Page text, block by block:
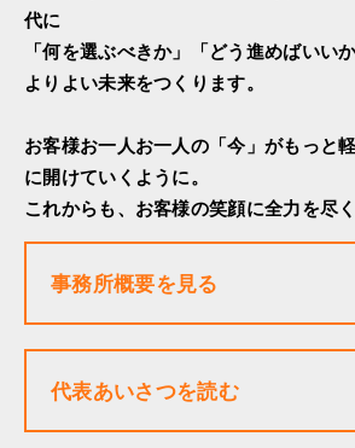
代に
「何を選ぶべきか」「どう進めばいい
よりよい未来をつくります。
お客様お一人お一人の「今」がもっと
に開けていくように。
これからも、お客様の笑顔に全力を尽く
事務所概要を見る
代表あいさつを読む